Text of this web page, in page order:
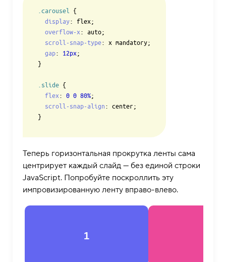
.carousel
{
display: flex;
overflow-x : auto;
scroll-snap-type: x mandatory;
gap: 12px;
}
.slide {
flex : 0 0 80%;
scroll-snap-align : center;
Теперь горизонтальная прокрутка ленты сама
центрирует каждый слайд — без единой строки
JavaScript. Попробуйте поскроллить эту
импровизированную ленту вправо-влево.
1